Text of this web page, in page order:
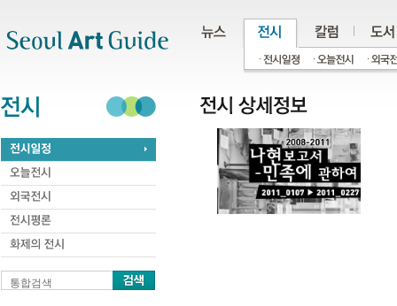
통합검색